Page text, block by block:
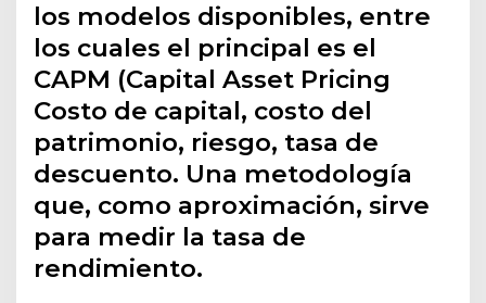
los modelos disponibles, entre
los cuales el principal es el
CAPM (Capital Asset Pricing
Costo de capital, costo del
patrimonio, riesgo, tasa de
descuento. Una metodología
que, como aproximación, sirve
para medir la tasa de
rendimiento.